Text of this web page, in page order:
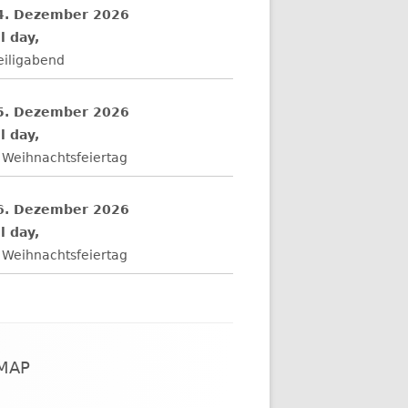
Dezember 2026
day,
Dezember 2026
day,
Weihnachtsfeiertag
Dezember 2026
day,
Weihnachtsfeiertag